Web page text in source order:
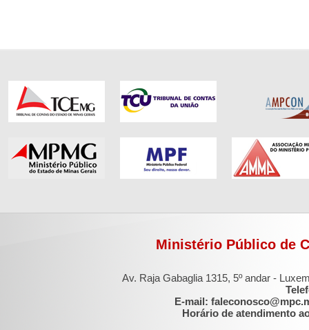
Ministério Público de
Av. Raja Gabaglia 1315, 5º andar -
E-mail:
Horário de atendimento